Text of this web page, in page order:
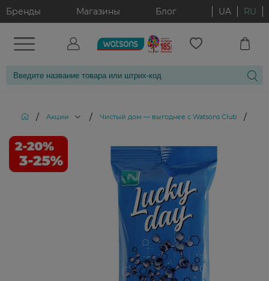
Бренды Магазины Блог UA RU
/ Акции / Чистый дом — выгоднее с Watsons Club /